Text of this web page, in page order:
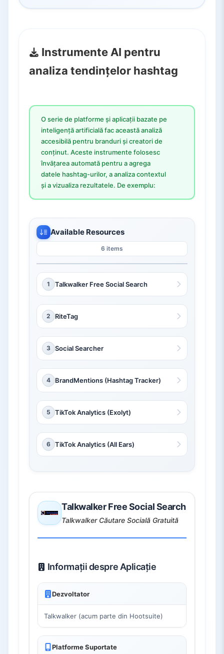
Instrumente AI pentru
analiza tendințelor hashtag
O serie de platforme și aplicații bazate pe
inteligență artificială fac această analiză
accesibilă pentru branduri și creatori de
conținut. Aceste instrumente folosesc
învățarea automată pentru a agrega
datele hashtag-urilor, a analiza contextul
și a vizualiza rezultatele. De exemplu:
Available Resources
6 items
1 Talkwalker Free Social Search
2 RiteTag
3 Social Searcher
4 BrandMentions (Hashtag Tracker)
5 TikTok Analytics (Exolyt)
6 TikTok Analytics (All Ears)
Talkwalker Free Social Search
Talkwalker Căutare Socială Gratuită
Informații despre Aplicație
Dezvoltator
Talkwalker (acum parte din Hootsuite)
Platforme Suportate